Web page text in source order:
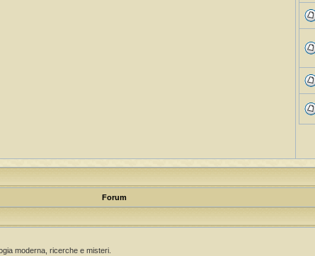
Forum
moderna, ricerche e misteri.